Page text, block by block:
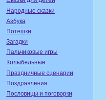
Народные сказки
Азбука
Потешки
Загадки
Пальчиковые игры
Колыбельные
Праздничные сценарии
Поздравления
Пословицы и поговорки